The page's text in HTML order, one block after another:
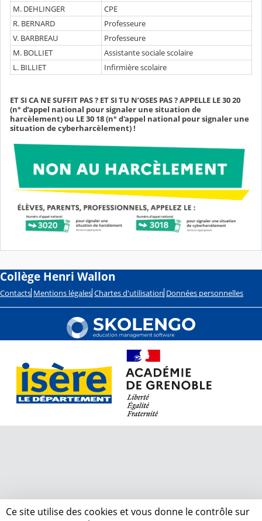
M. DEHLINGER
CPE
R. BERNARD
Professeure
V. BARBREAU
Professeure
M. BOLLIET
Assistante sociale scolaire
L. BILLIET
Infirmière scolaire
ET SI CA NE SUFFIT PAS ? ET SI TU N’OSES PAS ? APPELLE LE 30 20
(n° d’appel national pour signaler une situation de
harcèlement) ou LE 30 18 (n° d'appel national pour signaler une
situation de cyberharcèlement) !
Collège Henri Wallon
Contacts Mentions légales Chartes d'utilisation Données personnelles
Ce site utilise des cookies et vous donne le contrôle sur